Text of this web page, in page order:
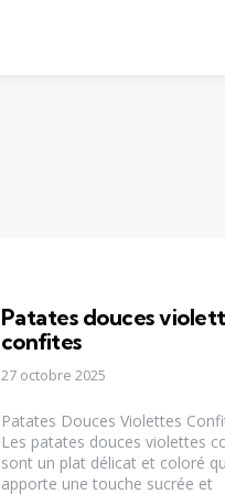
Patates douces
confites
27 octobre 2025
Patates Douces Violettes
Les patates douces violettes
sont un plat délicat et coloré
apporte une touche sucrée et